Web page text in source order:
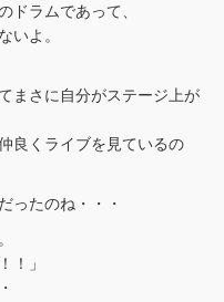
ドラムであって、
いよ。
まさに自分がステージ上が
良くライブを見ているの
ったのね・・・
！」